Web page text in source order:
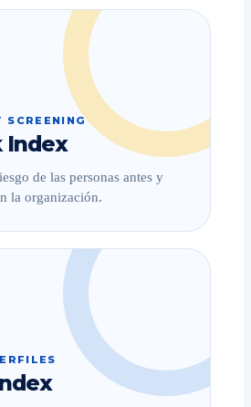
SCREENING
Index
de las personas antes y
la organización.